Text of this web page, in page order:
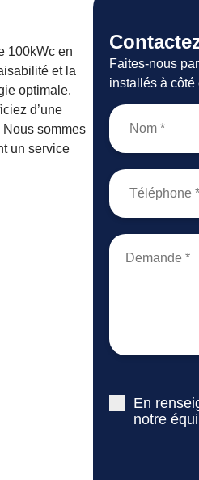
100kWc en
et la
optimale.
d’une
sommes
un service
Faites-nous
installés à côté
En
notre